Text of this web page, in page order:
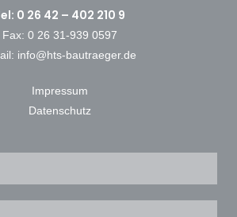
0 26 42 – 402 210 9
Fax: 0 26 31-939 0597
info@hts-bautraeger.de
Impressum
Datenschutz